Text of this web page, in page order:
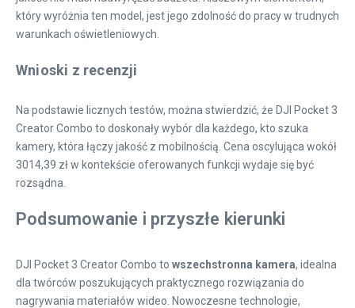
który wyróżnia ten model, jest jego zdolność do pracy w trudnych
warunkach oświetleniowych.
Wnioski z recenzji
Na podstawie licznych testów, można stwierdzić, że DJI Pocket 3
Creator Combo to doskonały wybór dla każdego, kto szuka
kamery, która łączy jakość z mobilnością. Cena oscylująca wokół
3014,39 zł w kontekście oferowanych funkcji wydaje się być
rozsądna.
Podsumowanie i przyszłe kierunki
DJI Pocket 3 Creator Combo to wszechstronna kamera, idealna
dla twórców poszukujących praktycznego rozwiązania do
nagrywania materiałów wideo. Nowoczesne technologie,